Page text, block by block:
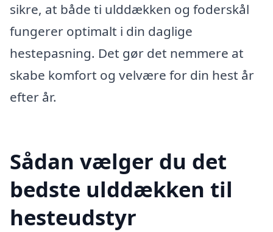
sikre, at både ti ulddækken og foderskål
fungerer optimalt i din daglige
hestepasning. Det gør det nemmere at
skabe komfort og velvære for din hest år
efter år.
Sådan vælger du det
bedste ulddækken til
hesteudstyr